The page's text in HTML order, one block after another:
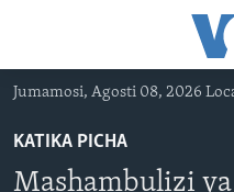
Nenda
kuu
Nenda
Jumamosi, Agosti 08, 2026
KATIKA PICHA
Mashambulizi